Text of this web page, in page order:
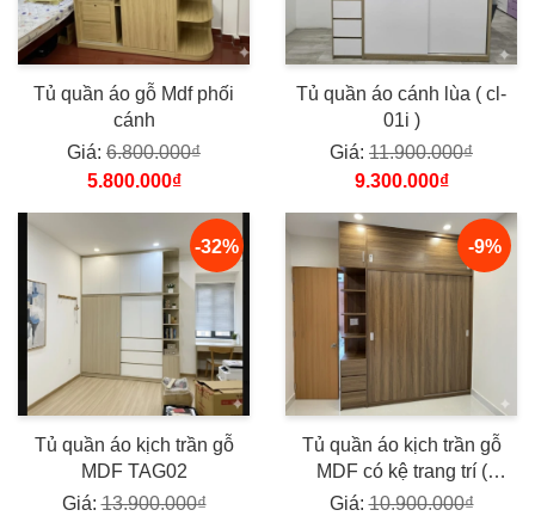
Tủ quần áo gỗ Mdf phối
cánh
Giá: 6.800.000₫
5.800.000₫
Tủ quần áo cánh lùa ( cl-
01i )
Giá: 11.900.000₫
9.300.000₫
-32%
Tủ quần áo kịch trần gỗ
MDF TAG02
Giá:13.900.000₫
-9%
Tủ quần áo kịch trần gỗ
MDF có kệ trang trí (
TQAG221 )
Giá:10.900.000₫